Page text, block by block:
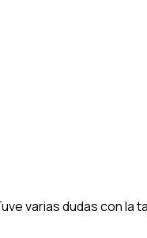
varias dudas con la